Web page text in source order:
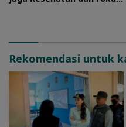
Rekomendasi untuk